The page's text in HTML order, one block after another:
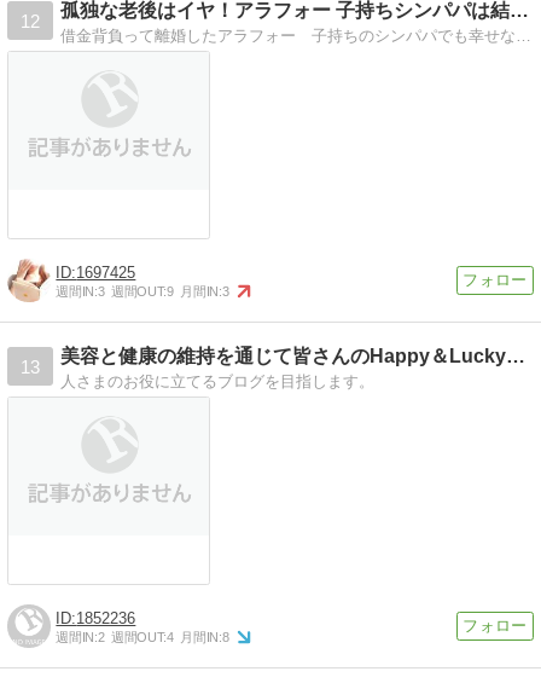
12
孤独な老後はイヤ！アラフォー 子持ちシンパパは結婚できる？
1697425
週間IN:3 週間OUT:9 月間IN:3
13
美容と健康の維持を通じて皆さんのHappy＆Luckyを応
人さまのお役に立てるブログを目指します。
1852236
週間IN:2 週間OUT:4 月間IN:8